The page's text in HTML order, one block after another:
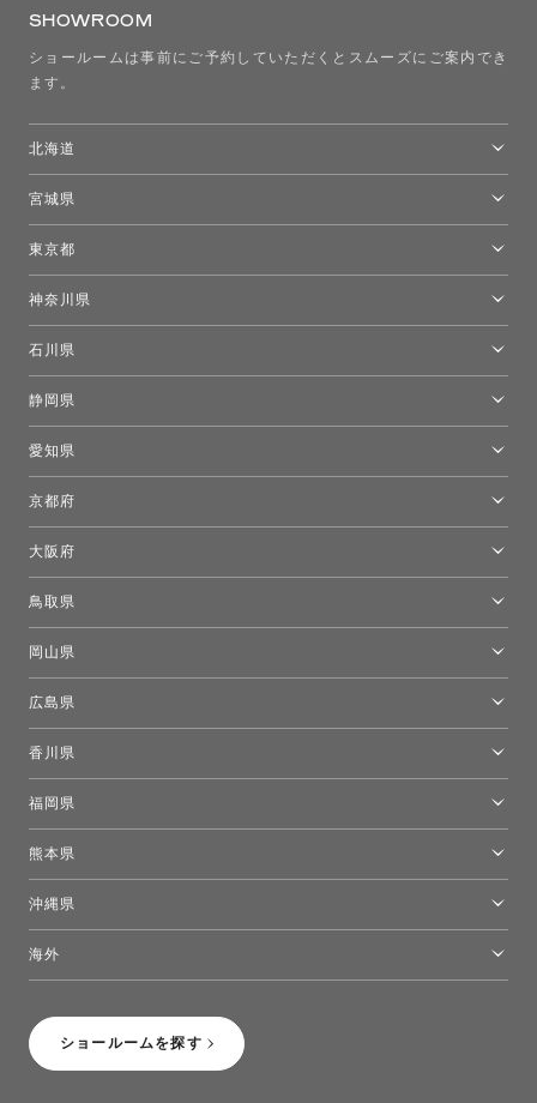
SHOWROOM
ショールームは事前にご予約していただくとスムーズにご案内でき
ます。
ショールームを探す
北海道
宮城県
東京都
モーイ東京
キーブー東京
FLOS｜フロスデザインスペース青山
神奈川県
石川県
静岡県
愛知県
京都府
大阪府
鳥取県
岡山県
広島県
香川県
福岡県
熊本県
沖縄県
海外